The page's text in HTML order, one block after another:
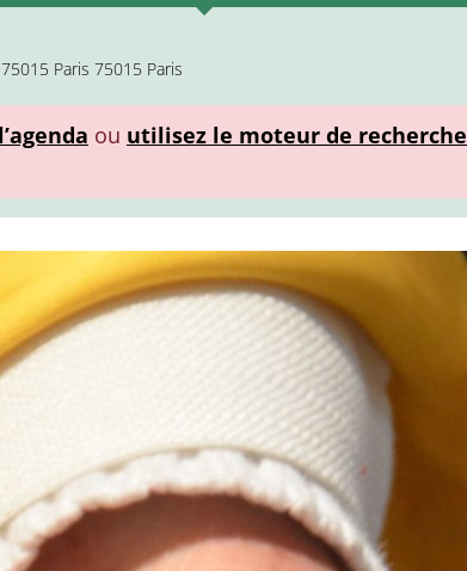
Paris 75015 Paris
ou utilisez le moteur de recherche